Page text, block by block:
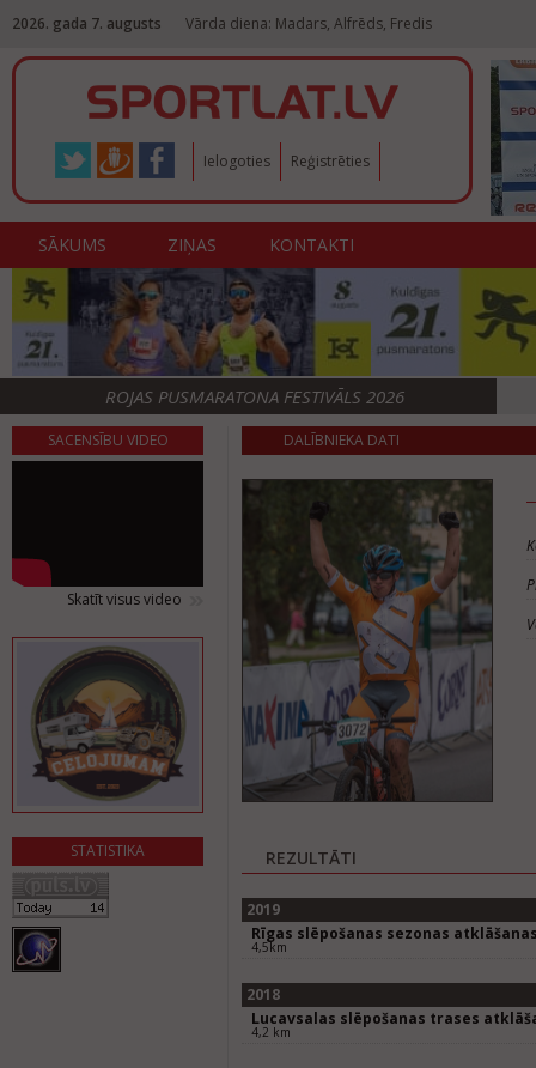
2026. gada 7. augusts Vārda diena: Madars, Alfrēds, Fredis
Ielogoties Reģistrēties
SĀKUMS ZIŅAS KONTAKTI
ROJAS PUSMARATONA FESTIVĀLS 2026
SACENSĪBU VIDEO
Skatīt visus video
STATISTIKA
DALĪBNIEKA DATI
REZULTĀTI
2019
Rīgas slēpošanas sezonas
4,5km
2018
Lucavsalas slēpošanas trases
4,2 km